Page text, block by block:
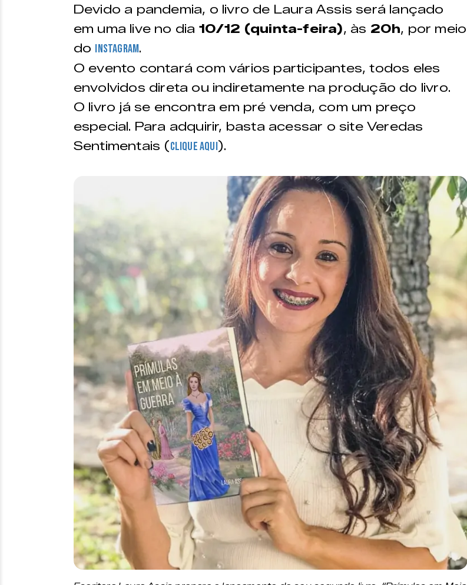
Devido a pandemia, o livro de Laura Assis será lançado
em uma live no dia 10/12 (quinta-feira), às 20h, por meio
do Instagram.
O evento contará com vários participantes, todos eles
envolvidos direta ou indiretamente na produção do livro.
O livro já se encontra em pré venda, com um preço
especial. Para adquirir, basta acessar o site Veredas
Sentimentais (clique aqui).